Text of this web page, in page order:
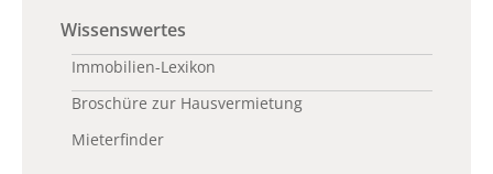
Wissenswertes
Immobilien-Lexikon
Broschüre zur Hausvermietung
Mieterfinder